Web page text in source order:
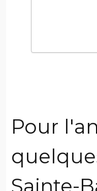
Pour
Sainte-